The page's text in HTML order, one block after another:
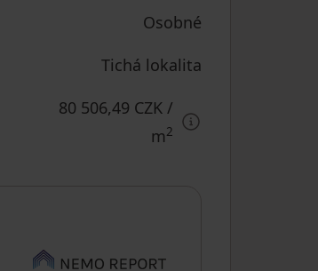
Osobné
Tichá lokalita
80 506,49 CZK/
m2